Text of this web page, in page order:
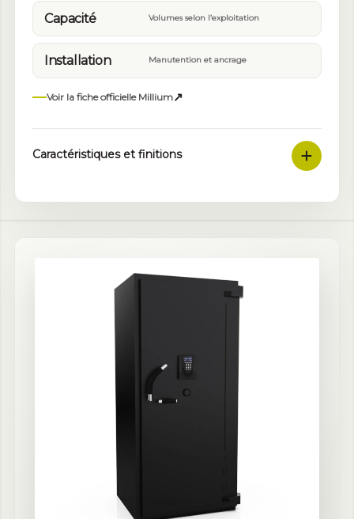
Capacité Volumes selon l’exploitation
Installation Manutention et ancrage
Voir la fiche officielle Millium↗
Caractéristiques et finitions